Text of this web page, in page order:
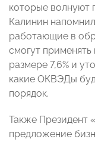
которые волнуют
Калинин
работающие в
смогут
размере 7,6% и
какие ОКВЭДы
порядок.
Также
предложение